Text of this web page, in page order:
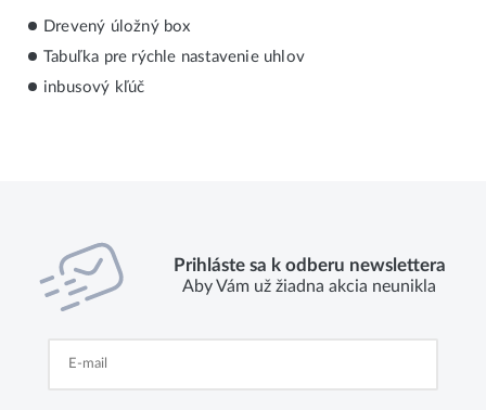
Drevený úložný box
Tabuľka pre rýchle nastavenie uhlov
inbusový kľúč
Prihláste sa k odberu newslettera
Aby Vám už žiadna akcia neunikla